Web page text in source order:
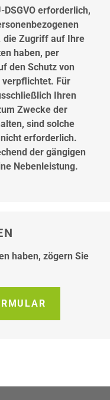
erforderlich,
die Zugriff auf Ihre
haben, per
den Schutz von
verpflichtet. Für
Ihren
Zwecke der
sind solche
erforderlich.
der gängigen
Nebenleistung.
haben, zögern Sie